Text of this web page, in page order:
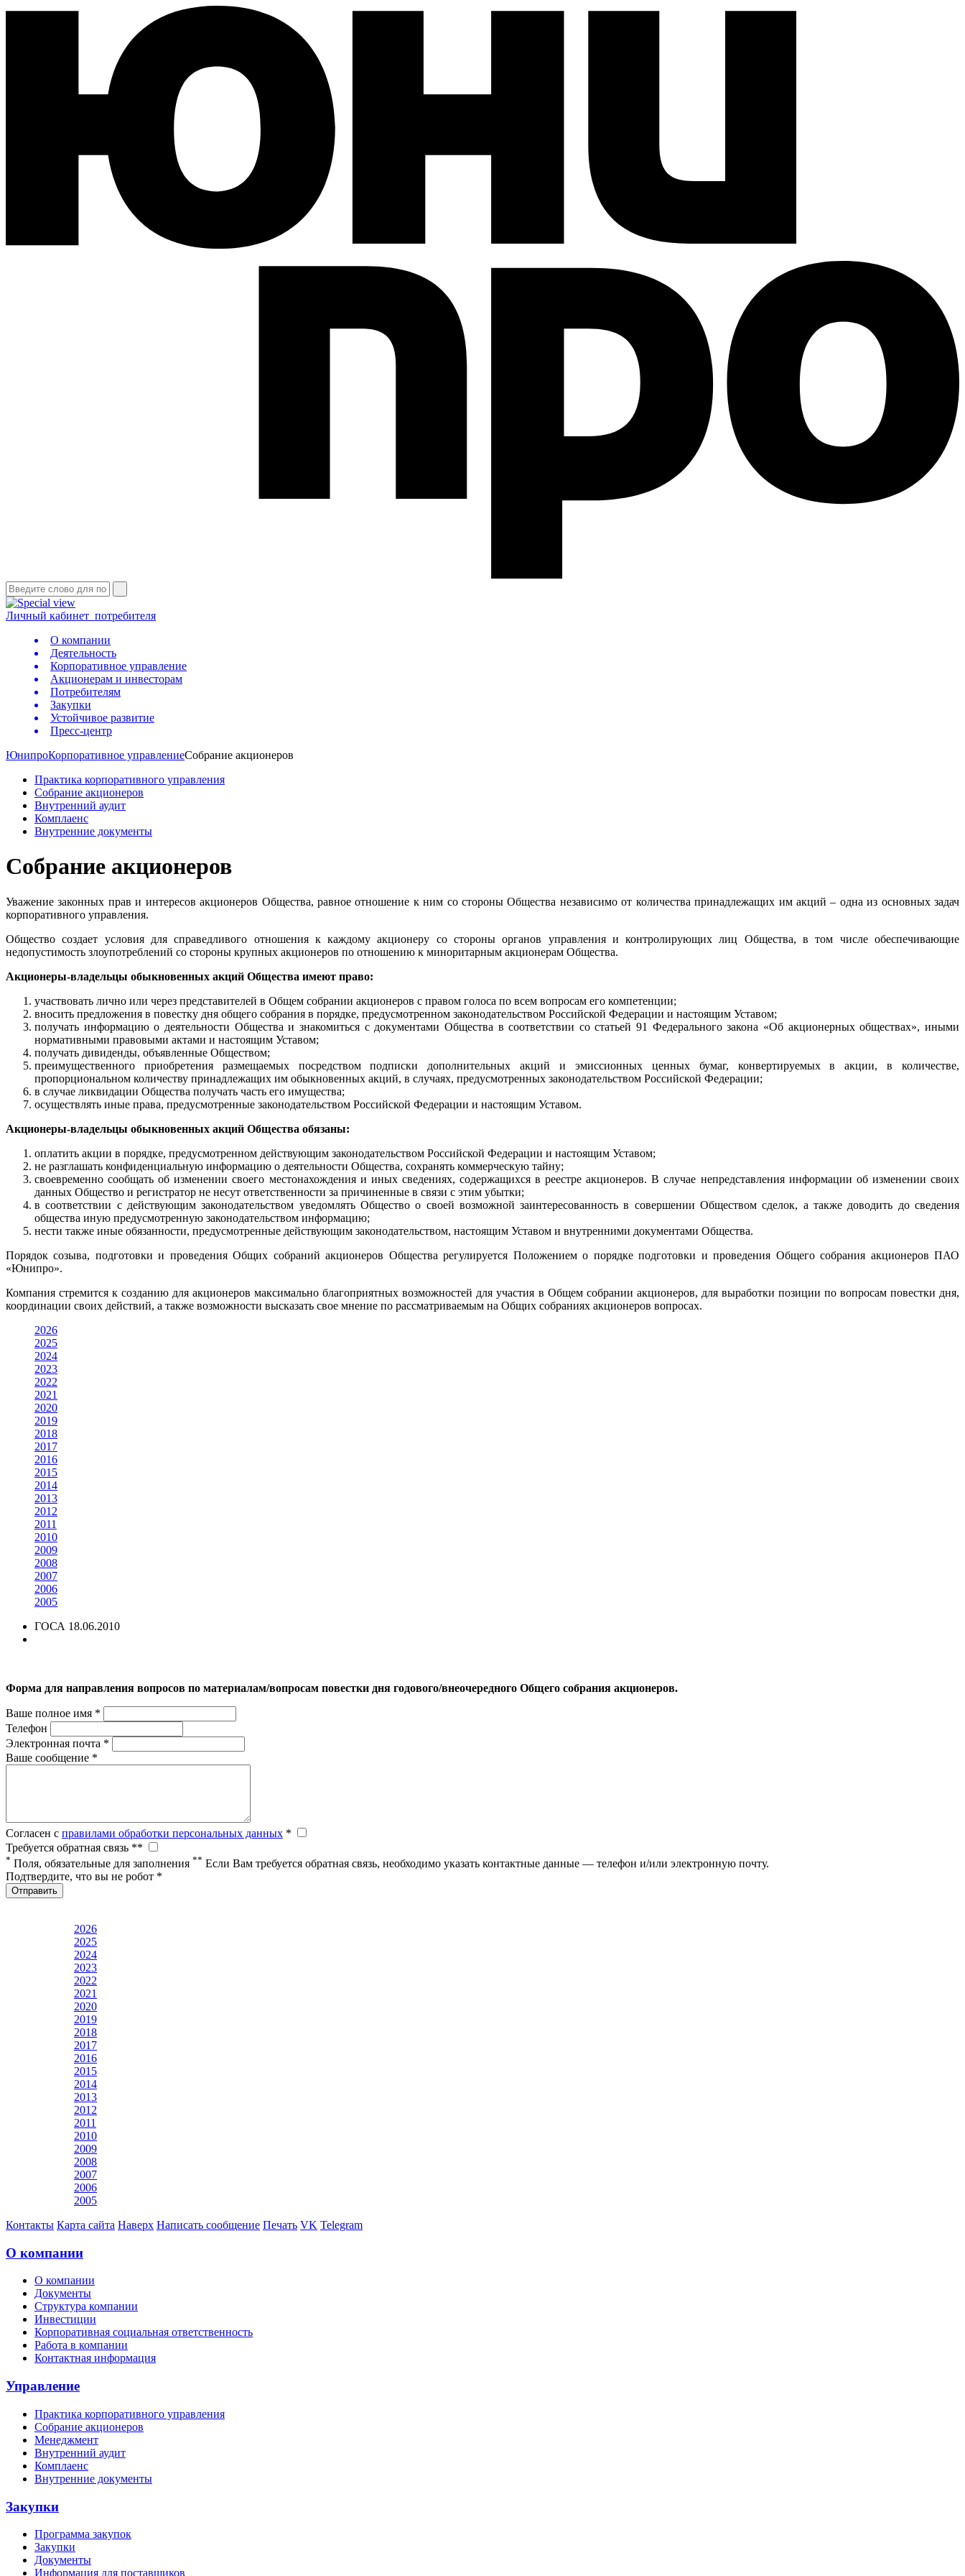
Личный кабинет потребителя
О компании
Деятельность
Корпоративное управление
Акционерам и инвесторам
Потребителям
Закупки
Устойчивое развитие
Пресс-центр
ЮнипроКорпоративное управлениеСобрание акционеров
Практика корпоративного управления
Собрание акционеров
Внутренний аудит
Комплаенс
Внутренние документы
Собрание акционеров
Уважение законных прав и интересов акционеров Общества, равное отношение к ним со стороны Общества независимо от количества принадлежащих им акций – одна из основных задач
корпоративного управления.
Общество создает условия для справедливого отношения к каждому акционеру со стороны органов управления и контролирующих лиц Общества, в том числе обеспечивающие
недопустимость злоупотреблений со стороны крупных акционеров по отношению к миноритарным акционерам Общества.
Акционеры-владельцы обыкновенных акций Общества имеют право:
участвовать лично или через представителей в Общем собрании акционеров с правом голоса по всем вопросам его компетенции;
вносить предложения в повестку дня общего собрания в порядке, предусмотренном законодательством Российской Федерации и настоящим Уставом;
получать информацию о деятельности Общества и знакомиться с документами Общества в соответствии со статьей 91 Федерального закона «Об акционерных обществах», иными
нормативными правовыми актами и настоящим Уставом;
получать дивиденды, объявленные Обществом;
преимущественного приобретения размещаемых посредством подписки дополнительных акций и эмиссионных ценных бумаг, конвертируемых в акции, в количестве,
пропорциональном количеству принадлежащих им обыкновенных акций, в случаях, предусмотренных законодательством Российской Федерации;
в случае ликвидации Общества получать часть его имущества;
осуществлять иные права, предусмотренные законодательством Российской Федерации и настоящим Уставом.
Акционеры-владельцы обыкновенных акций Общества обязаны:
оплатить акции в порядке, предусмотренном действующим законодательством Российской Федерации и настоящим Уставом;
не разглашать конфиденциальную информацию о деятельности Общества, сохранять коммерческую тайну;
своевременно сообщать об изменении своего местонахождения и иных сведениях, содержащихся в реестре акционеров. В случае непредставления информации об изменении своих
данных Общество и регистратор не несут ответственности за причиненные в связи с этим убытки;
в соответствии с действующим законодательством уведомлять Общество о своей возможной заинтересованность в совершении Обществом сделок, а также доводить до сведения
общества иную предусмотренную законодательством информацию;
нести также иные обязанности, предусмотренные действующим законодательством, настоящим Уставом и внутренними документами Общества.
Порядок созыва, подготовки и проведения Общих собраний акционеров Общества регулируется Положением о порядке подготовки и проведения Общего собрания акционеров ПАО
«Юнипро».
Компания стремится к созданию для акционеров максимально благоприятных возможностей для участия в Общем собрании акционеров, для выработки позиции по вопросам повестки дня,
координации своих действий, а также возможности высказать свое мнение по рассматриваемым на Общих собраниях акционеров вопросах.
2026
2025
2024
2023
2022
2021
2020
2019
2018
2017
2016
2015
2014
2013
2012
2011
2010
2009
2008
2007
2006
2005
ГОСА 18.06.2010
Форма для направления вопросов по материалам/вопросам повестки дня годового/внеочередного Общего собрания акционеров.
Ваше полное имя *
Телефон
Электронная почта *
Ваше сообщение *
Согласен с правилами обработки персональных данных *
Требуется обратная связь **
* Поля, обязательные для заполнения ** Если Вам требуется обратная связь, необходимо указать контактные данные — телефон и/или электронную почту.
Подтвердите, что вы не робот *
Отправить
2026
2025
2024
2023
2022
2021
2020
2019
2018
2017
2016
2015
2014
2013
2012
2011
2010
2009
2008
2007
2006
2005
Контакты Карта сайта Наверх Написать сообщение Печать VK Telegram
О компании
О компании
Документы
Структура компании
Инвестиции
Корпоративная социальная ответственность
Работа в компании
Контактная информация
Управление
Практика корпоративного управления
Собрание акционеров
Менеджмент
Внутренний аудит
Комплаенс
Внутренние документы
Закупки
Программа закупок
Закупки
Документы
Информация для поставщиков